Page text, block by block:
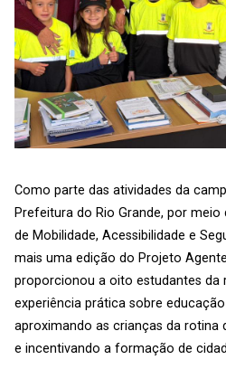
Como parte das atividades da
Prefeitura do Rio Grande, por
de Mobilidade, Acessibilidade e
mais uma edição do Projeto
proporcionou a oito estudantes da
experiência prática sobre
aproximando as crianças da rotina
e incentivando a formação de